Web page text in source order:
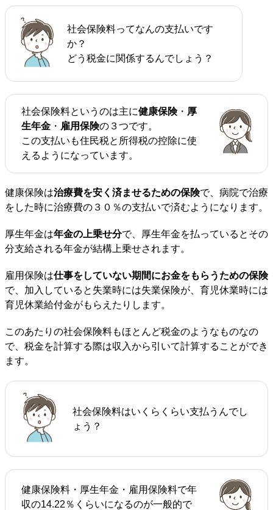
社会保険料ってなんの支払いです
か？
どう税金に関係するんでしょう？
社会保険料というのは主に健康保険・ 厚
生年金 ・ 雇用保険の３つです。
この支払いも住民税と所得税の控除に使
えるようになっています。
健康保険は治療費を安く済ませるための保険で、病院で治療
をした時に治療費の３０％の支払いで済むようになります。
厚生年金は年金の上乗せ分で、厚生年金を払っているとその
分支給される年金が結構上乗せされます。
雇用保険は仕事をしていない期間にお金をもらうための保険
で、加入していると失業時には失業保険が、育児休業時には
育児休業給付金がもらえたりします。
このあたりの社会保険料もほとんど税金のようなものなの
で、税金を計算する際は収入から引いて計算することができ
ます。
社会保険料はいくらくらい支払うんでし
ょう？
健康保険料・厚生年金・雇用保険料で年
収の14.22％くらいになるのが一般的で